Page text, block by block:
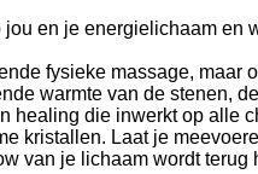
en je energielichaam en
fysieke massage, maar
warmte van de stenen,
die inwerkt op alle
kristallen. Laat je
van je lichaam wordt